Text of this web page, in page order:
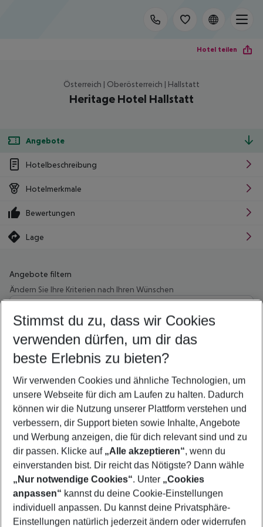
Hotel teilen
Österreich | Oberösterreich | Hallstatt
Heritage Hotel Hallstatt
Angebote
Hotelbeschreibung
Hotelmerkmale
Bewertungen
Lage
Angebote filtern
Ändern Sie Ihre Kriterien nach Ihren Wünschen
Beliebiger Abflughafen
Wähle deinen Reisezeitraum
5-8 Nächte
2 Erwachsene Keine Kinder
Mehr Filter anzeigen
Footer
Footer navigation
Über uns
Stimmst du zu, dass wir Cookies
verwenden dürfen, um dir das
beste Erlebnis zu bieten?
Wir verwenden Cookies und ähnliche Technologien, um
unsere Webseite für dich am Laufen zu halten. Dadurch
können wir die Nutzung unserer Plattform verstehen und
verbessern, dir Support bieten sowie Inhalte, Angebote
und Werbung anzeigen, die für dich relevant sind und zu
dir passen. Klicke auf „Alle akzeptieren“, wenn du
einverstanden bist. Dir reicht das Nötigste? Dann wähle
„Nur notwendige Cookies“. Unter „Cookies
anpassen“ kannst du deine Cookie-Einstellungen
individuell anpassen. Du kannst deine Privatsphäre-
Einstellungen natürlich jederzeit ändern oder widerrufen